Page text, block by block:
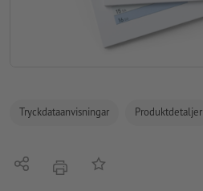
Tryckdataanvisningar Produktdetaljer
Dela erbjudandePå anteckningslistan